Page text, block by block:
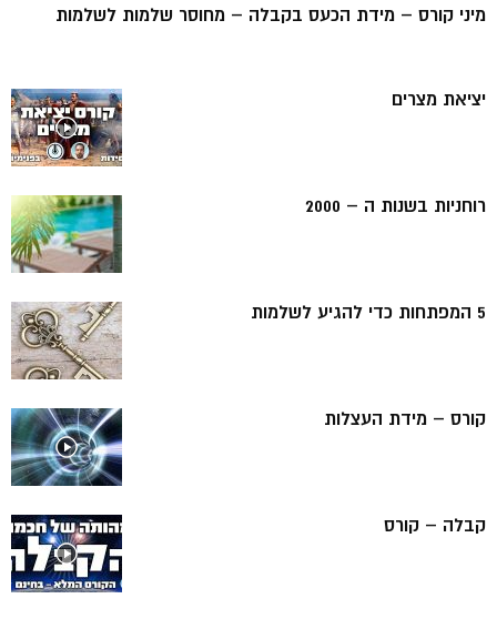
מיני קורס – מידת הכעס בקבלה – מחוסר שלמות לשלמות
יציאת מצרים
רוחניות בשנות ה – 2000
5 המפתחות כדי להגיע לשלמות
קורס – מידת העצלות
קבלה – קורס